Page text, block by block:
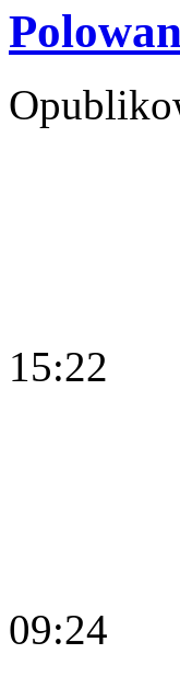
15:22
09:24